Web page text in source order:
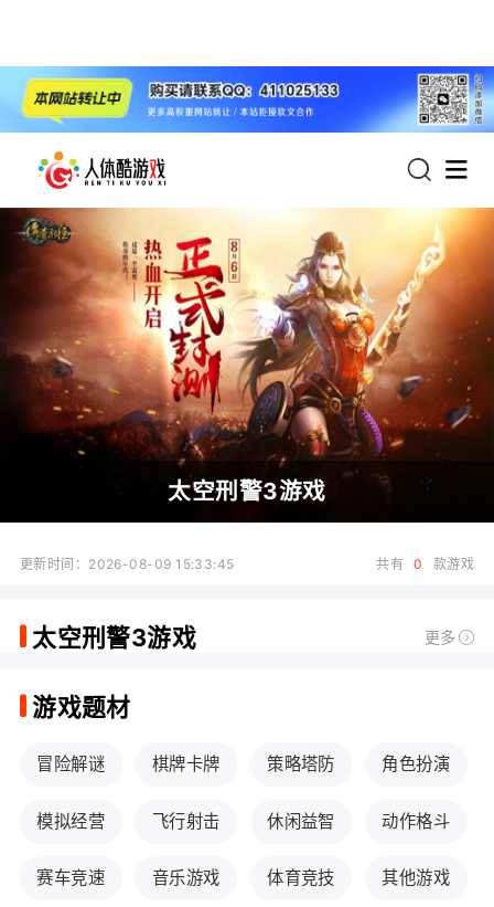
首页
热门游戏：
太空刑警3游戏
更新时间：2026-08-09 15:33:45 共有 0 款游戏
太空刑警3游戏 更多
游戏题材
冒险解谜 棋牌卡牌 策略塔防 角色扮演
模拟经营 飞行射击 休闲益智 动作格斗
赛车竞速 音乐游戏 体育竞技 其他游戏